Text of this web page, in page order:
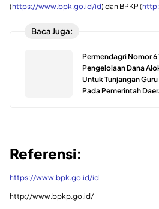
(https://www.bpk.go.id/id) dan BPKP (
Baca Juga:
Permendagri Nomor 6
Pengelolaan Dana
Untuk Tunjangan
Pada Pemerintah
Referensi:
https://www.bpk.go.id/id
http://www.bpkp.go.id/